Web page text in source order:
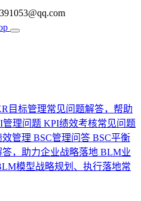
目标管理常见问题解答，帮助
管理问题 KPI绩效考核常见问题
管理 BSC管理问答 BSC平衡
，助力企业战略落地 BLM业
模型战略规划、执行落地常